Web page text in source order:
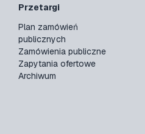
Przetargi
Plan zamówień
publicznych
Zamówienia publiczne
Zapytania ofertowe
Archiwum